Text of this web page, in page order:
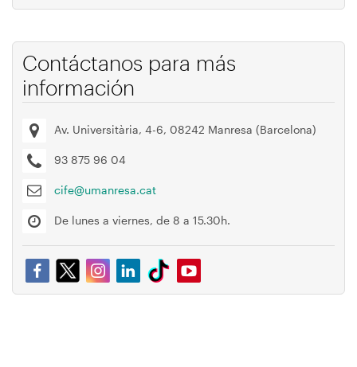
Contáctanos para más
información
Av. Universitària, 4-6, 08242 Manresa (Barcelona)
93 875 96 04
cife@umanresa.cat
De lunes a viernes, de 8 a 15.30h.